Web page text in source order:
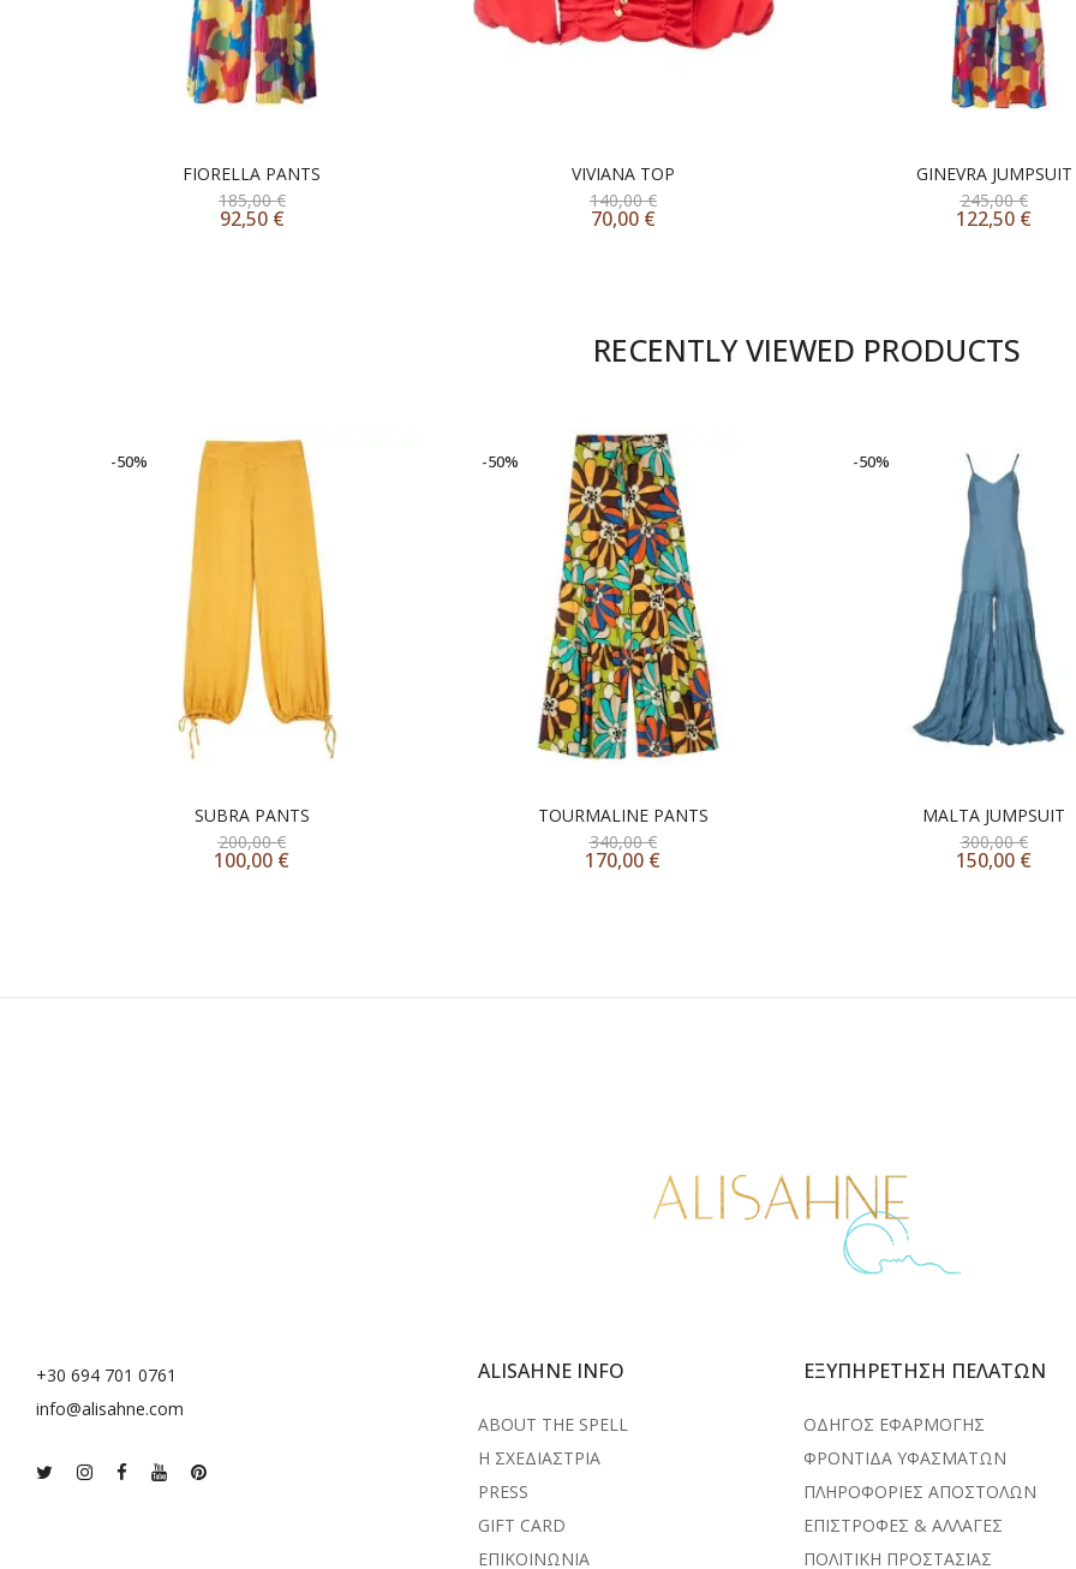
FIORELLA PANTS
185,00€
92,50 €
VIVIANA TOP
140,00€
70,00 €
GINEVRA JUMPSUIT
245,00€
122,50 €
RECENTLY VIEWED PRODUCTS
-50%
SUBRA PANTS
200,00€
100,00 €
-50%
TOURMALINE PANTS
340,00€
170,00 €
-50%
MALTA JUMPSUIT
300,00€
150,00 €
+30 694 701 0761
info@alisahne.com
ALISAHNE INFO
ABOUT THE SPELL
Η ΣΧΕΔΙΑΣΤΡΙΑ
PRESS
GIFT CARD
ΕΠΙΚΟΙΝΩΝΙΑ
ΕΞΥΠΗΡΕΤΗΣΗ ΠΕΛΑΤΩΝ
ΟΔΗΓΟΣ ΕΦΑΡΜΟΓΗΣ
ΦΡΟΝΤΙΔΑ ΥΦΑΣΜΑΤΩΝ
ΠΛΗΡΟΦΟΡΙΕΣ ΑΠΟΣΤΟΛΩΝ
ΕΠΙΣΤΡΟΦΕΣ & ΑΛΛΑΓΕΣ
ΠΟΛΙΤΙΚΗ ΠΡΟΣΤΑΣΙΑΣ